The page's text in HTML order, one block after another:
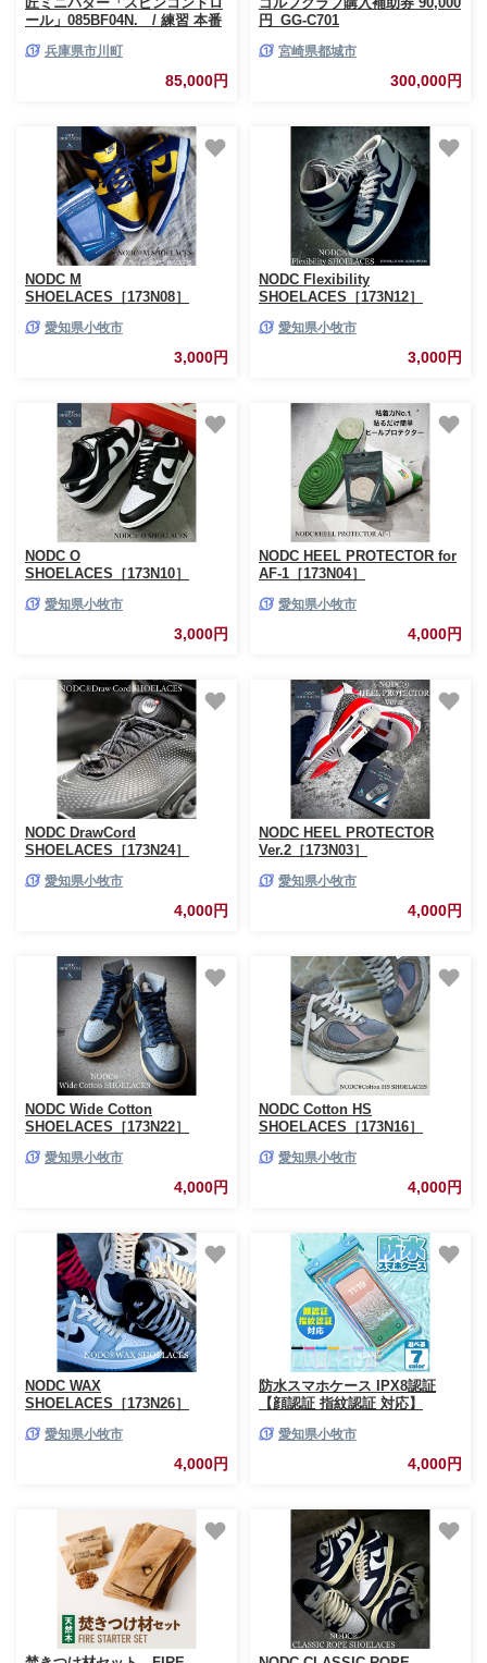
ール」085BF04N. / 練習 本番
ッド小さめ ミニパター 軟鉄削
兵庫県市川町
85,000円
円_GG-C701
宮崎県都城市
300,000円
NODC M
SHOELACES［173N08］
愛知県小牧市
3,000円
NODC Flexibility
SHOELACES［173N12］
愛知県小牧市
3,000円
NODC O
SHOELACES［173N10］
愛知県小牧市
3,000円
NODC HEEL PROTECTOR for
AF-1［173N04］
愛知県小牧市
4,000円
NODC DrawCord
SHOELACES［173N24］
愛知県小牧市
4,000円
NODC HEEL PROTECTOR
Ver.2［173N03］
愛知県小牧市
4,000円
NODC Wide Cotton
SHOELACES［173N22］
愛知県小牧市
4,000円
NODC Cotton HS
SHOELACES［173N16］
愛知県小牧市
4,000円
NODC WAX
SHOELACES［173N26］
愛知県小牧市
4,000円
防水スマホケース IPX8認証
【顔認証 指紋認証 対応】
愛知県小牧市
4,000円